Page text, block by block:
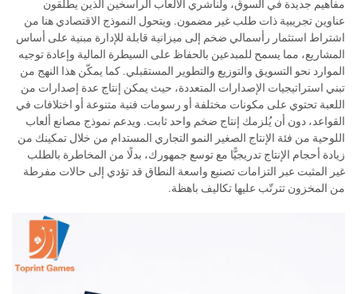
مفاهيم جديدة في السوق، ولناشري الألعاب الراسخين الذين يطلقون
عناوين تجريبية ذات طلب غير مضمون. ويتحول النموذج الاقتصادي هنا من
اشتراط استثمار رأسمالي ضخم إلى ميزانية قابلة للإدارة مبنية على أساس
المشاريع، مما يسمح للمبدعين بالحفاظ على السيطرة المالية وإعادة توجيه
الموارد نحو التسويق والتوزيع والتطوير المستقبلي. كما يمكّن هذا النهج من
تبني استراتيجيات الإصدارات المتعددة، حيث يمكن إنتاج عدة إصدارات من
اللعبة تحتوي على مكونات مختلفة أو رسومات فنية متنوعة أو اختلافات في
القواعد، دون أن يُلزمك إنتاج ضخم واحد ثابت. ويدعم نموذج مصانع ألعاب
اللوحية من فئة الإنتاج الصغير النمو التجاري المستدام من خلال تمكينك من
زيادة أحجام الإنتاج تدريجيًّا مع توسع جمهورك، بدلًا من المخاطرة بالطلب
غير المثبت عبر التزامات تصنيع واسعة النطاق قد تؤدي إلى حالات مفرطة
من المخزون تترتّب عليها تكاليف باهظة.